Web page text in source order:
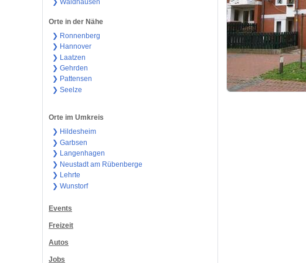
❯ Waldhausen
Orte in der Nähe
❯ Ronnenberg
❯ Hannover
❯ Laatzen
❯ Gehrden
❯ Pattensen
❯ Seelze
Orte im Umkreis
❯ Hildesheim
❯ Garbsen
❯ Langenhagen
❯ Neustadt am Rübenberge
❯ Lehrte
❯ Wunstorf
Events
Freizeit
Autos
Jobs